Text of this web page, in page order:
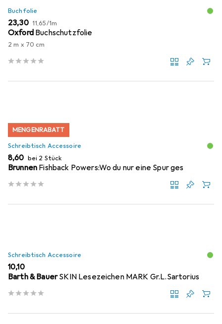
Buchfolie
EUR
23,30 EUR
11,65/1m
Oxford Buchschutzfolie
2 m x 70 cm
MENGENRABATT
Schreibtisch Accessoire
EUR
8,60 bei 2 Stück
Brunnen Fishback Powers:Wo du nur eine Spur ges
Schreibtisch Accessoire
EUR
10,10
Barth & BauerSKIN Lesezeichen MARK Gr.L.Sartorius